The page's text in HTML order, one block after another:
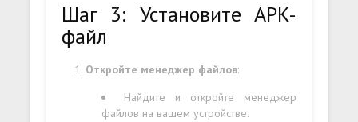
Шаг 3: Установите APK-
файл
Откройте менеджер файлов:
Найдите и откройте менеджер
файлов на вашем устройстве.